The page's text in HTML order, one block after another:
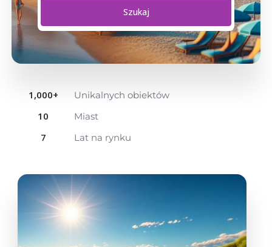
Szukaj
1,000+ Unikalnych obiektów
10 Miast
7 Lat na rynku